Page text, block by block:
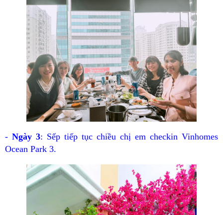
- Ngày 3: Sếp tiếp tục chiều chị em checkin Vinhomes
Ocean Park 3.